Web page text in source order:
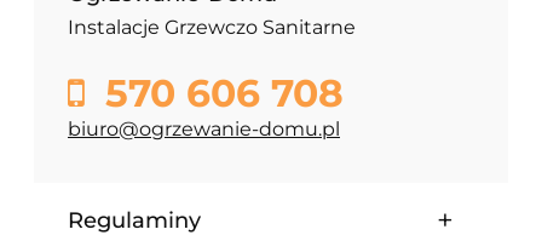
Instalacje Grzewczo Sanitarne
570 606 708
biuro@ogrzewanie-domu.pl
Regulaminy